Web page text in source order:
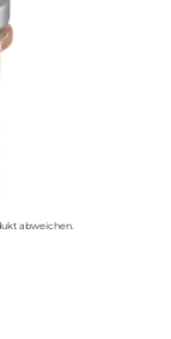
abweichen.